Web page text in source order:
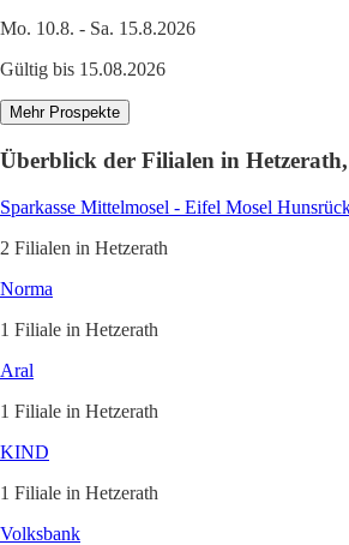
Mo. 10.8. - Sa. 15.8.2026
Gültig bis 15.08.2026
Mehr Prospekte
Überblick der Filialen in
Sparkasse Mittelmosel - Eifel Mosel
2 Filialen in Hetzerath
Norma
1 Filiale in Hetzerath
Aral
1 Filiale in Hetzerath
KIND
1 Filiale in Hetzerath
Volksbank